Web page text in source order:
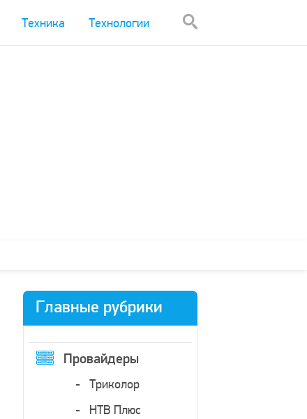
Техника Технологии
Главные рубрики
Провайдеры
Триколор
НТВ Плюс